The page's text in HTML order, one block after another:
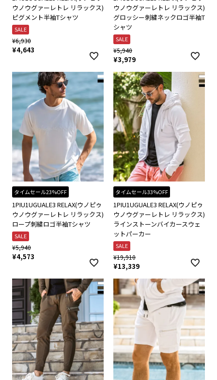
ウノウグァーレトレ リラックス)
ピグメント半袖Tシャツ
SALE
¥6,930
¥4,643
ウノウグァーレトレ リラックス)
グロッシー刺繍ネックロゴ半袖T
シャツ
SALE
¥5,940
¥3,979
タイムセール23%OFF
1PIU1UGUALE3 RELAX(ウノピゥ
ウノウグァーレトレ リラックス)
ロープ刺繍ロゴ半袖Tシャツ
SALE
¥5,940
¥4,573
タイムセール33%OFF
1PIU1UGUALE3 RELAX(ウノピゥ
ウノウグァーレトレ リラックス)
ラインストーンバイカースウェ
ットパーカー
SALE
¥19,910
¥13,339